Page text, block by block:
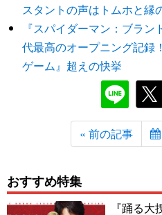
スタントの声はトムホと縁
『スパイダーマン：ブラ
代最高のオープニング記録
ゲーム』超えの快挙
« 前の記事
おすすめ特集
『踊る